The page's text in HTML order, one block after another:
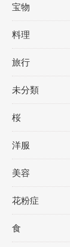
宝物
料理
旅行
未分類
桜
洋服
美容
花粉症
食